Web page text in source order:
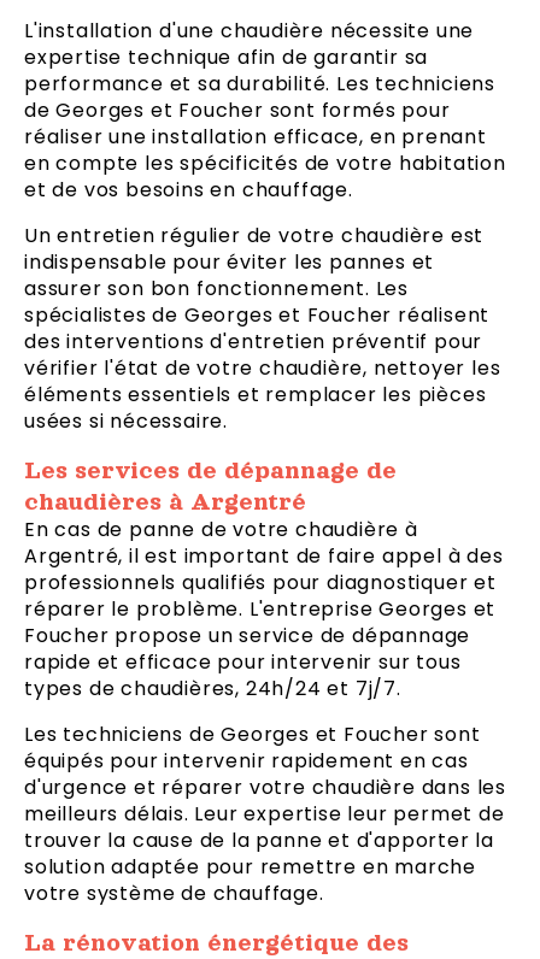
L'installation d'une chaudière nécessite une
expertise technique afin de garantir sa
performance et sa durabilité. Les techniciens
de Georges et Foucher sont formés pour
réaliser une installation efficace, en prenant
en compte les spécificités de votre habitation
et de vos besoins en chauffage.
Un entretien régulier de votre chaudière est
indispensable pour éviter les pannes et
assurer son bon fonctionnement. Les
spécialistes de Georges et Foucher réalisent
des interventions d'entretien préventif pour
vérifier l'état de votre chaudière, nettoyer les
éléments essentiels et remplacer les pièces
usées si nécessaire.
Les services de dépannage de
chaudières à Argentré
En cas de panne de votre chaudière à
Argentré, il est important de faire appel à des
professionnels qualifiés pour diagnostiquer et
réparer le problème. L'entreprise Georges et
Foucher propose un service de dépannage
rapide et efficace pour intervenir sur tous
types de chaudières, 24h/24 et 7j/7.
Les techniciens de Georges et Foucher sont
équipés pour intervenir rapidement en cas
d'urgence et réparer votre chaudière dans les
meilleurs délais. Leur expertise leur permet de
trouver la cause de la panne et d'apporter la
solution adaptée pour remettre en marche
votre système de chauffage.
La rénovation énergétique des